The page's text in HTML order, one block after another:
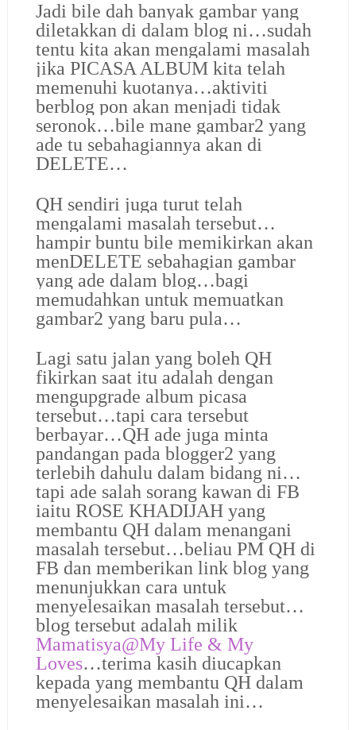
Jadi bile dah banyak gambar yang
diletakkan di dalam blog ni…sudah
tentu kita akan mengalami masalah
jika PICASA ALBUM kita telah
memenuhi kuotanya…aktiviti
berblog pon akan menjadi tidak
seronok…bile mane gambar2 yang
ade tu sebahagiannya akan di
DELETE…
QH sendiri juga turut telah
mengalami masalah tersebut…
hampir buntu bile memikirkan akan
menDELETE sebahagian gambar
yang ade dalam blog…bagi
memudahkan untuk memuatkan
gambar2 yang baru pula…
Lagi satu jalan yang boleh QH
fikirkan saat itu adalah dengan
mengupgrade album picasa
tersebut…tapi cara tersebut
berbayar…QH ade juga minta
pandangan pada blogger2 yang
terlebih dahulu dalam bidang ni…
tapi ade salah sorang kawan di FB
iaitu ROSE KHADIJAHyang
membantu QH dalam menangani
masalah tersebut…beliau PM QH di
FB dan memberikan link blog yang
menunjukkan cara untuk
menyelesaikan masalah tersebut…
blog tersebut adalah milik
Mamatisya@My Life & My
Loves…terima kasih diucapkan
kepada yang membantu QH dalam
menyelesaikan masalah ini…